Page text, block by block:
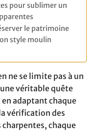
pour sublimer un
le patrimoine
style moulin
ne se limite pas à un
véritable quête
adaptant chaque
vérification des
chaque